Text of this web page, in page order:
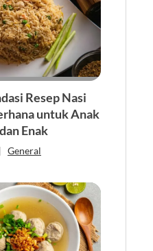
Resep Nasi
untuk Anak
Enak
| General